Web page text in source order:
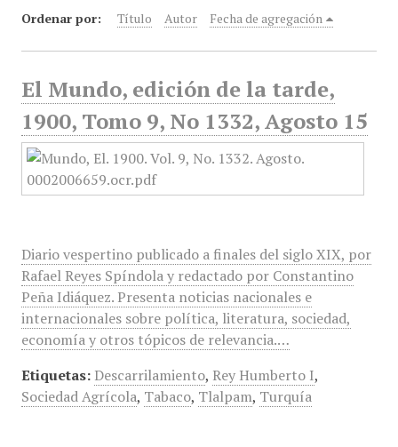
Ordenar por: Título Autor Fecha de agregación
El Mundo, edición de la tarde,
1900, Tomo 9, No 1332, Agosto 15
Diario vespertino publicado a finales del siglo XIX, por
Rafael Reyes Spíndola y redactado por Constantino
Peña Idiáquez. Presenta noticias nacionales e
internacionales sobre política, literatura, sociedad,
economía y otros tópicos de relevancia.…
Etiquetas: Descarrilamiento, Rey Humberto I,
Sociedad Agrícola, Tabaco, Tlalpam, Turquía